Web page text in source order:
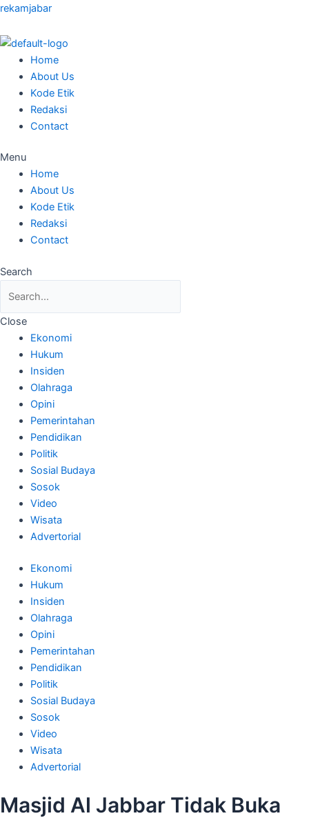
Skip
content
rekamjabar
Home
About Us
Kode Etik
Redaksi
Contact
Menu
Home
About Us
Kode Etik
Redaksi
Contact
Search
Close
Ekonomi
Hukum
Insiden
Olahraga
Opini
Pemerintahan
Pendidikan
Politik
Sosial Budaya
Sosok
Video
Wisata
Advertorial
Ekonomi
Hukum
Insiden
Olahraga
Opini
Pemerintahan
Pendidikan
Politik
Sosial Budaya
Sosok
Video
Wisata
Advertorial
Masjid Al Jabbar Tidak Buka